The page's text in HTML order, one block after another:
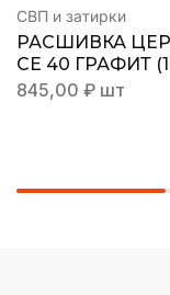
СВП и затирки
РАСШИВКА
СЕ 40 ГРАФИТ
845,00 ₽ шт